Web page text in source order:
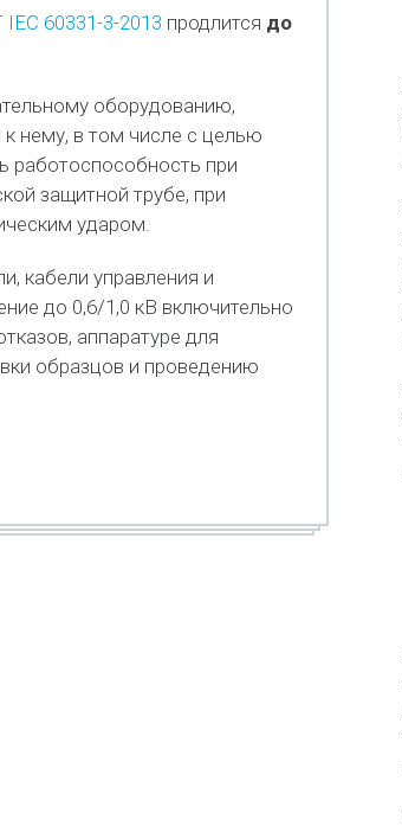
60331-3-2013 продлится до
оборудованию,
нему, в том числе с целью
работоспособность при
защитной трубе, при
ударом.
кабели управления и
до 0,6/1,0 кВ включительно
аппаратуре для
образцов и проведению